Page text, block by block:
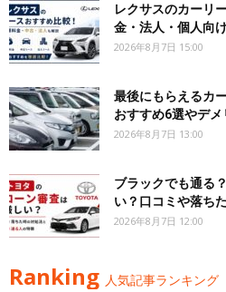
レクサスのカーリ
金・法人・個人向
2026年8月7日 15:00
最後にもらえるカ
おすすめ6選やデメ
2026年8月7日 13:00
ブラックでも通る
い？口コミや落ち
2026年8月7日 12:00
Ranking 人気記事ランキング